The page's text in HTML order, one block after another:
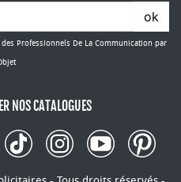
de notre expertise
de qualité, à des prix
ok
Professionnels De La Communication par
NOS CATALOGUES